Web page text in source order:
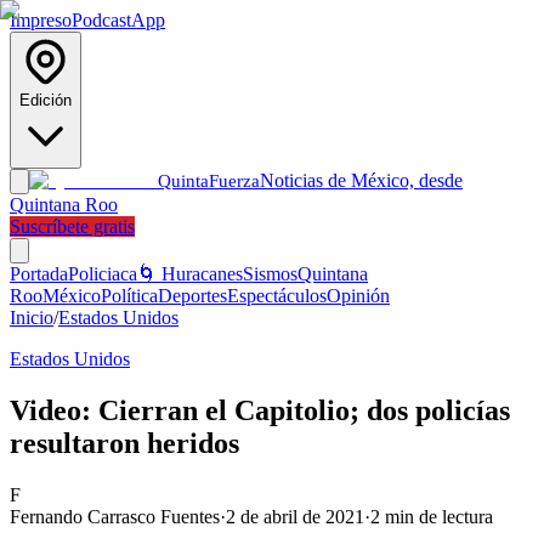
ImpresoPodcastApp
Edición
QuintaFuerzaNoticias de México, desde
Quintana Roo
Suscríbete gratis
PortadaPoliciaca 🌀 HuracanesSismosQuintana
RooMéxicoPolíticaDeportesEspectáculosOpinión
Inicio/Estados Unidos
Estados Unidos
Video: Cierran el Capitolio; dos policías
resultaron heridos
F
Fernando Carrasco Fuentes·2 de abril de 2021 ·2 min de lectura